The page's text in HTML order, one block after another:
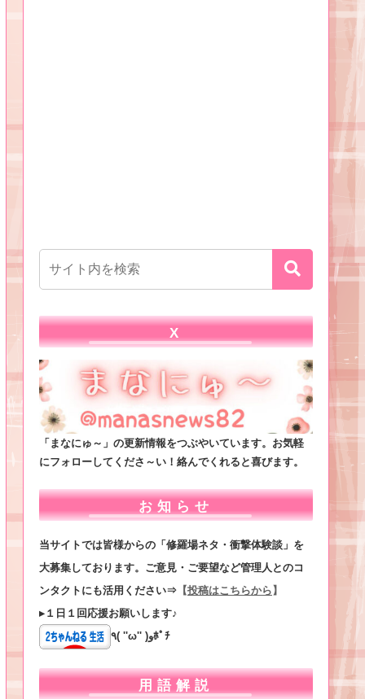
X
「まなにゅ～」の更新情報をつぶやいています。お気軽
にフォローしてくださ～い！絡んでくれると喜びます。
お知らせ
当サイトでは皆様からの「修羅場ネタ・衝撃体験談」を
大募集しております。ご意見・ご要望など管理人とのコ
ンタクトにも活用ください⇒ 【投稿はこちらから 】
▸１日１回応援お願いします♪
٩( ''ω'' )وﾎﾟﾁ
用語解説